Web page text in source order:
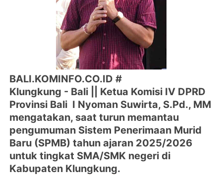
BALI.KOMINFO.CO.ID #
Klungkung - Bali || Ketua Komisi IV DPRD
Provinsi Bali I Nyoman Suwirta, S.Pd., MM
mengatakan, saat turun memantau
pengumuman Sistem Penerimaan Murid
Baru (SPMB) tahun ajaran 2025/2026
untuk tingkat SMA/SMK negeri di
Kabupaten Klungkung.